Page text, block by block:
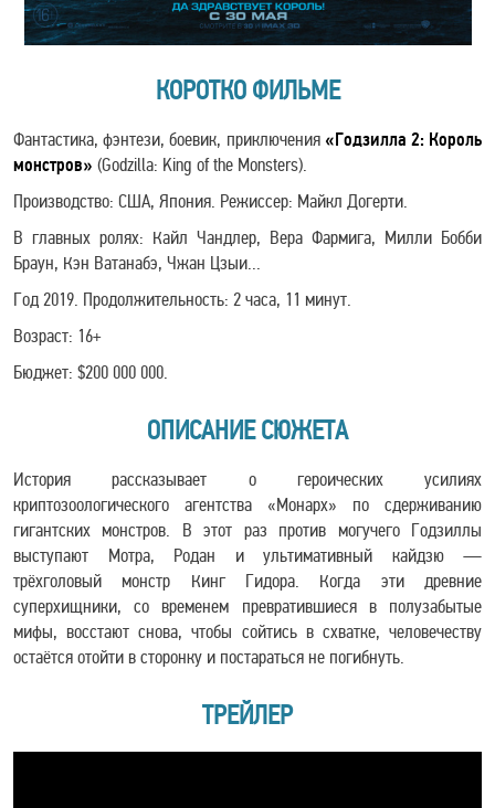
КОРОТКО ФИЛЬМЕ
Фантастика, фэнтези, боевик, приключения «Годзилла 2: Король
монстров» (Godzilla: King of the Monsters).
Производство: США, Япония. Режиссер: Майкл Догерти.
В главных ролях: Кайл Чандлер, Вера Фармига, Милли Бобби
Браун, Кэн Ватанабэ, Чжан Цзыи...
Год 2019. Продолжительность: 2 часа, 11 минут.
Возраст: 16+
Бюджет: $200 000 000.
ОПИСАНИЕ СЮЖЕТА
История рассказывает о героических усилиях
криптозоологического агентства «Монарх» по сдерживанию
гигантских монстров. В этот раз против могучего Годзиллы
выступают Мотра, Родан и ультимативный кайдзю —
трёхголовый монстр Кинг Гидора. Когда эти древние
суперхищники, со временем превратившиеся в полузабытые
мифы, восстают снова, чтобы сойтись в схватке, человечеству
остаётся отойти в сторонку и постараться не погибнуть.
ТРЕЙЛЕР